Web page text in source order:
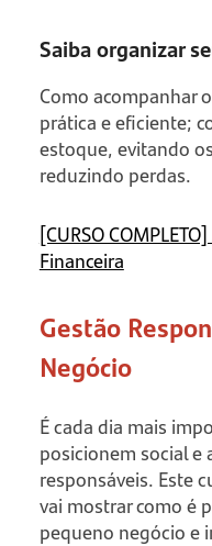
Saiba organizar
Como acompanhar
prática e eficiente;
estoque, evitando
reduzindo perdas.
[CURSO
Financeira
Gestão
Negócio
É cada dia mais
posicionem social
responsáveis. Este
vai mostrar como é
pequeno negócio e